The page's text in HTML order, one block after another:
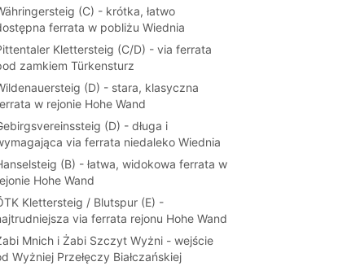
(C) - krótka, łatwo
ferrata w pobliżu Wiednia
Klettersteig (C/D) - via ferrata
zamkiem Türkensturz
(D) - stara, klasyczna
w rejonie Hohe Wand
(D) - długa i
via ferrata niedaleko Wiednia
(B) - łatwa, widokowa ferrata w
Hohe Wand
Klettersteig / Blutspur (E) -
via ferrata rejonu Hohe Wand
Mnich i Żabi Szczyt Wyżni - wejście
Wyżniej Przełęczy Białczańskiej